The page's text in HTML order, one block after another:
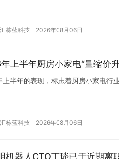
栋蓝科技 2026年08月06日
上半年厨房小家电“量缩价
半年的表现，标志着厨房小家电行
栋蓝科技 2026年08月06日
机器人CTO丁琰已于近期离